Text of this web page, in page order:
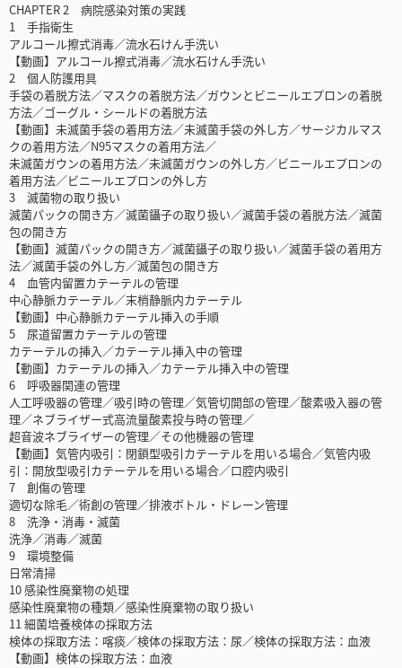
CHAPTER 2 病院感染対策の実践
1 手指衛生
アルコール擦式消毒／流水石けん手洗い
【動画】アルコール擦式消毒／流水石けん手洗い
2 個人防護用具
手袋の着脱方法／マスクの着脱方法／ガウンとビニールエプロンの着脱
方法／ゴーグル・シールドの着脱方法
【動画】未滅菌手袋の着用方法／未滅菌手袋の外し方／サージカルマス
クの着用方法／N95マスクの着用方法／
未滅菌ガウンの着用方法／未滅菌ガウンの外し方／ビニールエプロンの
着用方法／ビニールエプロンの外し方
3 滅菌物の取り扱い
滅菌パックの開き方／滅菌鑷子の取り扱い／滅菌手袋の着脱方法／滅菌
包の開き方
【動画】滅菌パックの開き方／滅菌鑷子の取り扱い／滅菌手袋の着用方
法／滅菌手袋の外し方／滅菌包の開き方
4 血管内留置カテーテルの管理
中心静脈カテーテル／末梢静脈内カテーテル
【動画】中心静脈カテーテル挿入の手順
5 尿道留置カテーテルの管理
カテーテルの挿入／カテーテル挿入中の管理
【動画】カテーテルの挿入／カテーテル挿入中の管理
6 呼吸器関連の管理
人工呼吸器の管理／吸引時の管理／気管切開部の管理／酸素吸入器の管
理／ネブライザー式高流量酸素投与時の管理／
超音波ネブライザーの管理／その他機器の管理
【動画】気管内吸引：閉鎖型吸引カテーテルを用いる場合／気管内吸
引：開放型吸引カテーテルを用いる場合／口腔内吸引
7 創傷の管理
適切な除毛／術創の管理／排液ボトル・ドレーン管理
8 洗浄・消毒・滅菌
洗浄／消毒／滅菌
9 環境整備
日常清掃
10 感染性廃棄物の処理
感染性廃棄物の種類／感染性廃棄物の取り扱い
11 細菌培養検体の採取方法
検体の採取方法：喀痰／検体の採取方法：尿／検体の採取方法：血液
【動画】検体の採取方法：血液